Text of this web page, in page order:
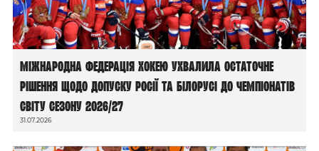
Міжнародна федерація хокею ухвалила остаточне
рішення щодо допуску росії та білорусі до чемпіонатів
світу сезону 2026/27
31.07.2026